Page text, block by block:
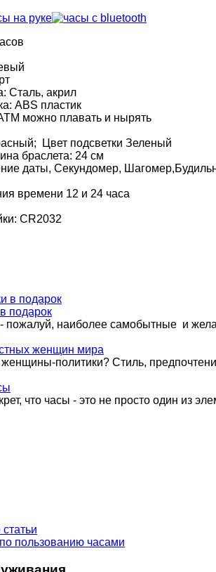
Сталь, акрил
ABS пластик
можно плавать и нырять
Цвет подсветки Зеленый
браслета: 24 см
даты, Секундомер,
времени 12 и 24 часа
CR2032
подарок
- пожалуй, наиболее самобытные и
женщин мира
политики? Стиль,
что часы - это не просто один из
пользованию часами